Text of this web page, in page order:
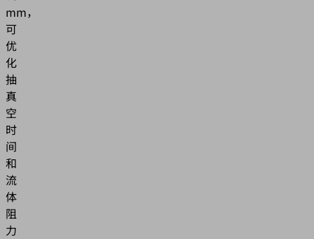
mm，
可
优
化
抽
真
空
时
间
和
流
体
阻
力